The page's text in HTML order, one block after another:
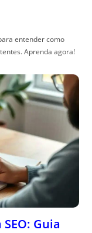
entender como
Aprenda agora!
Guia